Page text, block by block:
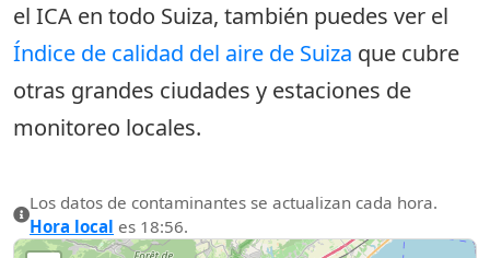
el ICA en todo Suiza, también puedes ver el
Índice de calidad del aire de Suiza que cubre
otras grandes ciudades y estaciones de
monitoreo locales.
Los datos de contaminantes se actualizan cada hora.
Hora local es 18:56.